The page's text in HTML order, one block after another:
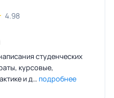
4.98
студенческих
курсовые,
и д… подробнее